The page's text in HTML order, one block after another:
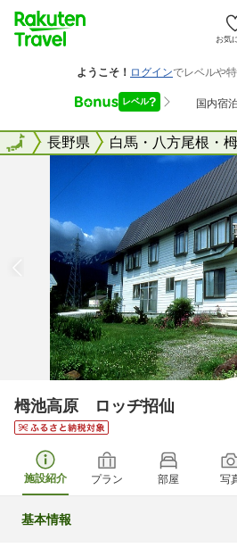
お気
全国長野県 白馬・八方尾根・
全国
栂池高原 ロッヂ招仙
施設紹介 プラン 部屋 写
基本情報